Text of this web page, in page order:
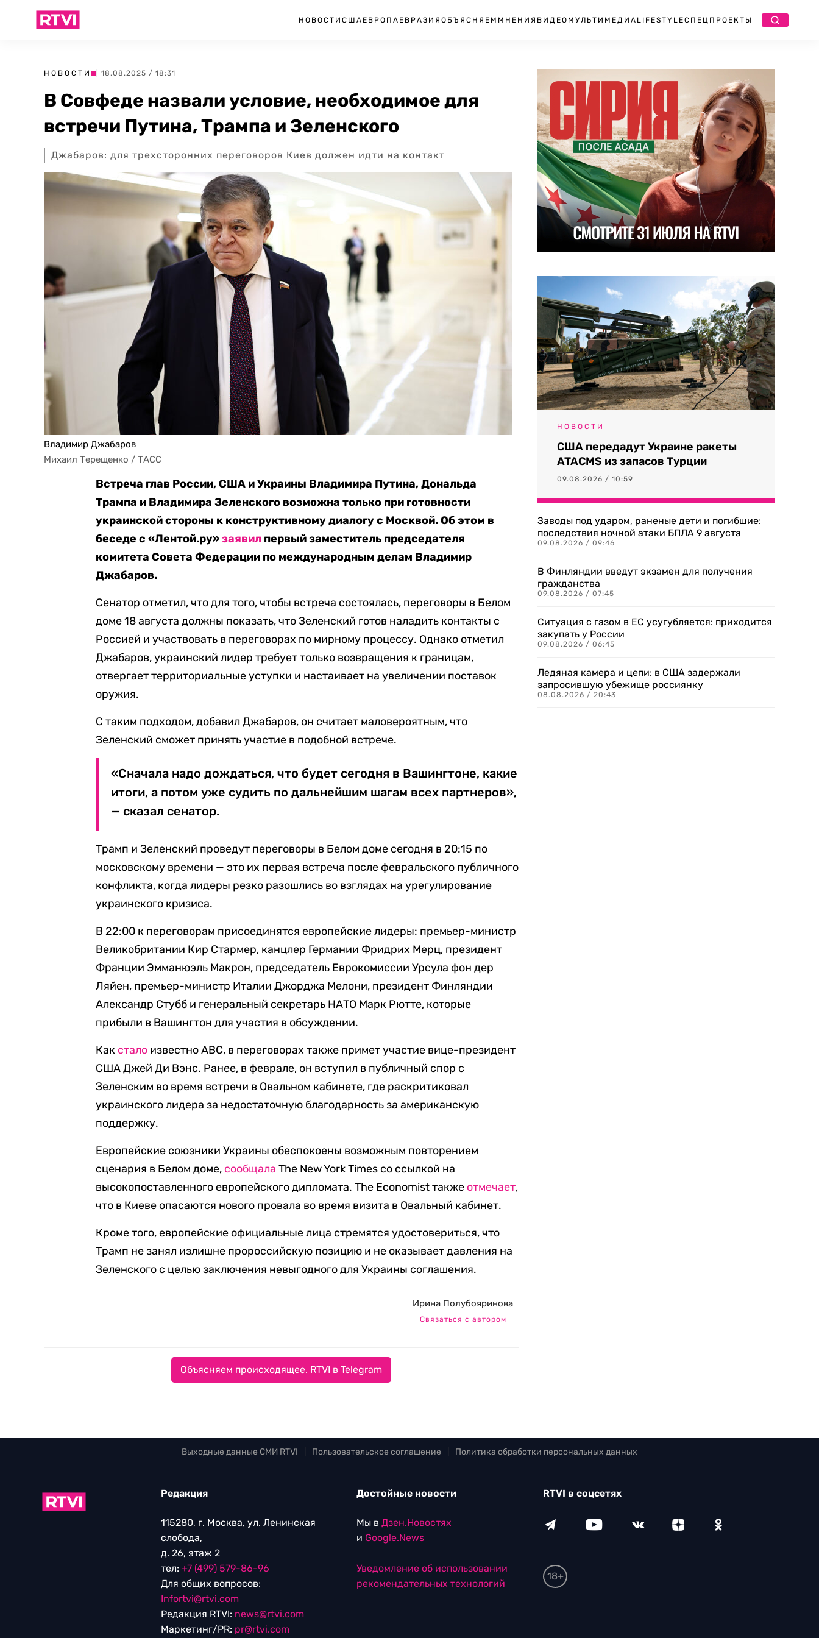
НОВОСТИ США ЕВРОПА ЕВРАЗИЯ ОБЪЯСНЯЕМ МНЕНИЯ ВИДЕО МУЛЬТИМЕДИА LIFESTYLEСПЕЦПРОЕКТЫ
НОВОСТИ | 18.08.2025 / 18:31
В Совфеде назвали условие, необходимое для
встречи Путина, Трампа и Зеленского
Джабаров: для трехсторонних переговоров Киев должен идти на контакт
Владимир Джабаров
Михаил Терещенко / ТАСС
Встреча глав России, США и Украины Владимира Путина, Дональда
Трампа и Владимира Зеленского возможна только при готовности
украинской стороны к конструктивному диалогу с Москвой. Об этом в
беседе с «Лентой.ру»заявил первый заместитель председателя
комитета Совета Федерации по международным делам Владимир
Джабаров.
Сенатор отметил, что для того, чтобы встреча состоялась, переговоры в Белом
доме 18 августа должны показать, что Зеленский готов наладить контакты с
Россией и участвовать в переговорах по мирному процессу. Однако отметил
Джабаров, украинский лидер требует только возвращения к границам,
отвергает территориальные уступки и настаивает на увеличении поставок
оружия.
С таким подходом, добавил Джабаров, он считает маловероятным, что
Зеленский сможет принять участие в подобной встрече.
«Сначала надо дождаться, что будет сегодня в Вашингтоне, какие
итоги, а потом уже судить по дальнейшим шагам всех партнеров»,
— сказал сенатор.
Трамп и Зеленский проведут переговоры в Белом доме сегодня в 20:15 по
московскому времени — это их первая встреча после февральского публичного
конфликта, когда лидеры резко разошлись во взглядах на урегулирование
украинского кризиса.
В 22:00 к переговорам присоединятся европейские лидеры: премьер-министр
Великобритании Кир Стармер, канцлер Германии Фридрих Мерц, президент
Франции Эмманюэль Макрон, председатель Еврокомиссии Урсула фон дер
Ляйен, премьер-министр Италии Джорджа Мелони, президент Финляндии
Александр Стубб и генеральный секретарь НАТО Марк Рютте, которые
прибыли в Вашингтон для участия в обсуждении.
Как стало известно ABC, в переговорах также примет участие вице-президент
США Джей Ди Вэнс. Ранее, в феврале, он вступил в публичный спор с
Зеленским во время встречи в Овальном кабинете, где раскритиковал
украинского лидера за недостаточную благодарность за американскую
поддержку.
Европейские союзники Украины обеспокоены возможным повторением
сценария в Белом доме, сообщала The New York Times со ссылкой на
высокопоставленного европейского дипломата. The Economist также отмечает,
что в Киеве опасаются нового провала во время визита в Овальный кабинет.
Кроме того, европейские официальные лица стремятся удостовериться, что
Трамп не занял излишне пророссийскую позицию и не оказывает давления на
Зеленского с целью заключения невыгодного для Украины соглашения.
Ирина Полубояринова
Связаться с автором
Объясняем происходящее. RTVI в Telegram
НОВОСТИ
США передадут Украине ракеты
ATACMS из запасов Турции
09.08.2026 / 10:59
Заводы под ударом, раненые дети и погибшие:
последствия ночной атаки БПЛА 9 августа
09.08.2026 / 09:46
В Финляндии введут экзамен для получения
гражданства
09.08.2026 / 07:45
Ситуация с газом в ЕС усугубляется: приходится
закупать у России
09.08.2026 / 06:45
Ледяная камера и цепи: в США задержали
запросившую убежище россиянку
08.08.2026 / 20:43
Выходные данные СМИ RTVI Пользовательское соглашение Политика обработки персональных данных
Редакция
115280, г. Москва, ул. Ленинская
слобода,
д. 26, этаж 2
тел: +7 (499) 579-86-96
Для общих вопросов:
Infortvi@rtvi.com
Редакция RTVI: news@rtvi.com
Маркетинг/PR: pr@rtvi.com
Достойные новости
Мы в Дзен.Новостях
и Google.News
Уведомление об использовании
рекомендательных технологий
RTVI в соцсетях
18+